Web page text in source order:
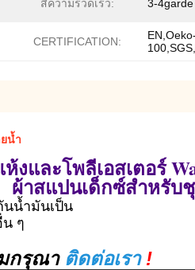
สีความรวดเร็ว: 3-4garde
CERTIFICATION:
น้ำ
งและโพลีเอสเตอร์
ผ้าสแปนเด็กซ์สำหรับ
นน้ำมันเป็น
ๆ
กรุณา ติดต่อเรา !